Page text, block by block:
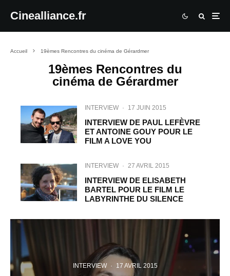
Cinealliance.fr
Accueil 19èmes Rencontres du cinéma de Gérardmer
19èmes Rencontres du
cinéma de Gérardmer
INTERVIEW · 17 JUIN 2015
INTERVIEW DE PAUL LEFÈVRE
ET ANTOINE GOUY POUR LE
FILM A LOVE YOU
INTERVIEW · 27 AVRIL 2015
INTERVIEW DE ELISABETH
BARTEL POUR LE FILM LE
LABYRINTHE DU SILENCE
INTERVIEW · 17 AVRIL 2015